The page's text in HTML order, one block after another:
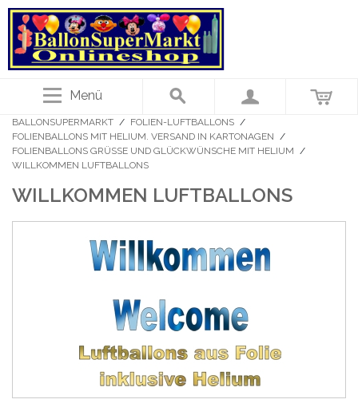
Menü
BALLONSUPERMARKT / FOLIEN-LUFTBALLONS /
FOLIENBALLONS MIT HELIUM. VERSAND IN KARTONAGEN /
FOLIENBALLONS GRÜSSE UND GLÜCKWÜNSCHE MIT HELIUM
/
WILLKOMMEN LUFTBALLONS
WILLKOMMEN LUFTBALLONS